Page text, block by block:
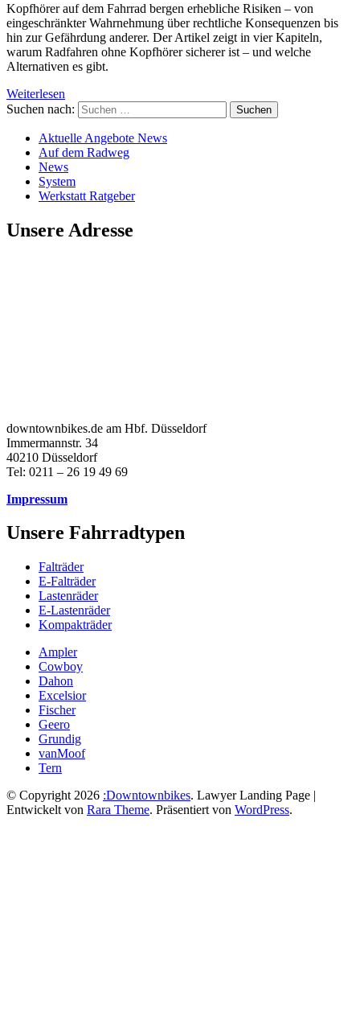
Kopfhörer auf dem Fahrrad bergen erhebliche Risiken – von
eingeschränkter Wahrnehmung über rechtliche Konsequenzen bis
hin zur Gefährdung anderer. Der Artikel zeigt in vier Kapiteln,
warum Radfahren ohne Kopfhörer sicherer ist – und welche
Alternativen es gibt.
Weiterlesen
Suchen nach:
Aktuelle Angebote News
Auf dem Radweg
News
System
Werkstatt Ratgeber
Unsere Adresse
downtownbikes.de am Hbf. Düsseldorf
Immermannstr. 34
40210 Düsseldorf
Tel: 0211 – 26 19 49 69
Impressum
Unsere Fahrradtypen
Falträder
E-Falträder
Lastenräder
E-Lastenräder
Kompakträder
Ampler
Cowboy
Dahon
Excelsior
Fischer
Geero
Grundig
vanMoof
Tern
© Copyright 2026 :Downtownbikes. Lawyer Landing Page |
Entwickelt von Rara Theme. Präsentiert von WordPress.